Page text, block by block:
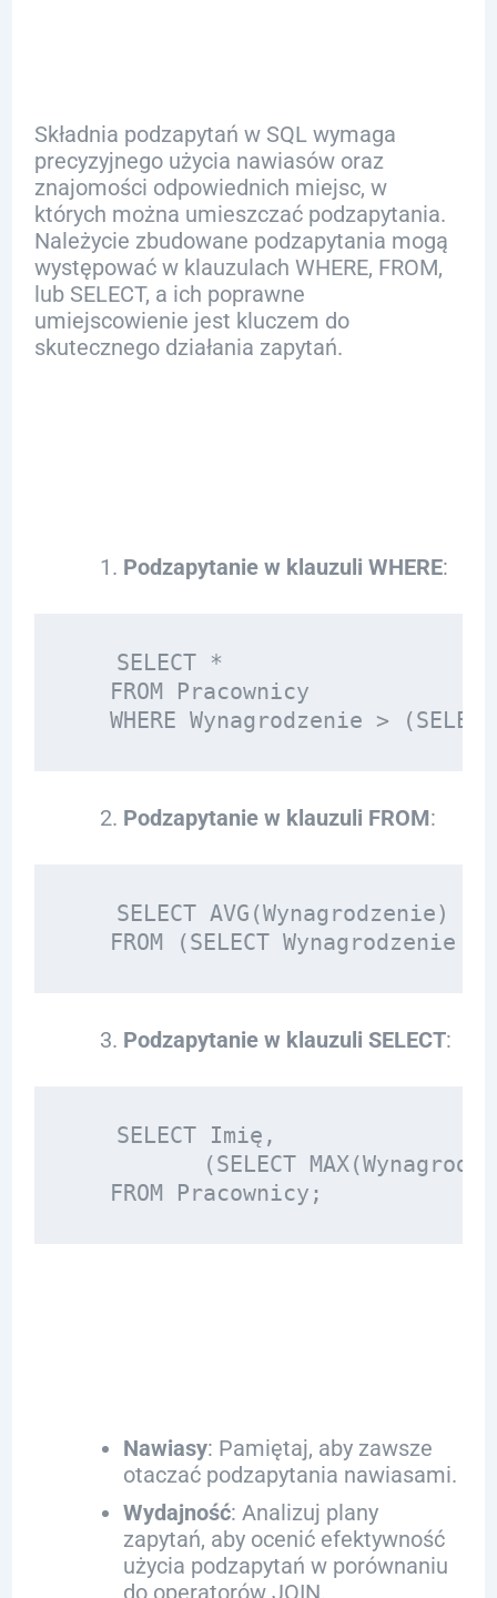
Składnia podzapytań w SQL wymaga
precyzyjnego użycia nawiasów oraz
znajomości odpowiednich miejsc, w
których można umieszczać podzapytania.
Należycie zbudowane podzapytania mogą
występować w klauzulach WHERE, FROM,
lub SELECT, a ich poprawne
umiejscowienie jest kluczem do
skutecznego działania zapytań.
Podzapytanie w klauzuli WHERE:
   SELECT *
   FROM Pracownicy
Podzapytanie w klauzuli FROM:
   SELECT AVG(Wynagrodzenie)
Podzapytanie w klauzuli SELECT:
   SELECT Imię,
(SELECT
Nawiasy: Pamiętaj, aby zawsze
otaczać podzapytania nawiasami.
Wydajność: Analizuj plany
zapytań, aby ocenić efektywność
użycia podzapytań w porównaniu
do operatorów JOIN.